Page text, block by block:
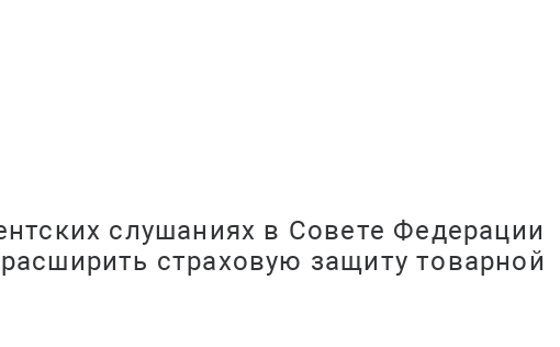
слушаниях в Совете Федерации
страховую защиту товарной